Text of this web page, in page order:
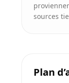
sources
Plan